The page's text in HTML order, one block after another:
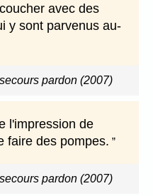
avec des
y sont parvenus au-
pardon (2007)
l'impression de
faire des pompes.
pardon (2007)